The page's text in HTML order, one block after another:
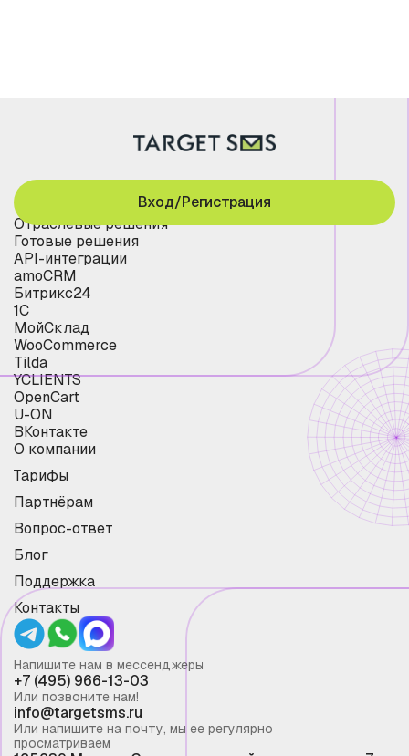
Отраслевые решения
Готовые решения
API-интеграции
amoCRM
Битрикс24
1С
МойСклад
WooCommerce
Tilda
YCLIENTS
OpenCart
U-ON
ВКонтакте
О компании
Тарифы
Партнёрам
Вопрос-ответ
Блог
Поддержка
Контакты
Вход/Регистрация
Напишите нам в мессенджеры
+7 (495) 966-13-03
Или позвоните нам!
info@targetsms.ru
Или напишите на почту, мы ее регулярно
просматриваем